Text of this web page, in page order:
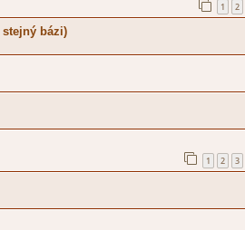
1 2
stejný bázi)
1 2 3